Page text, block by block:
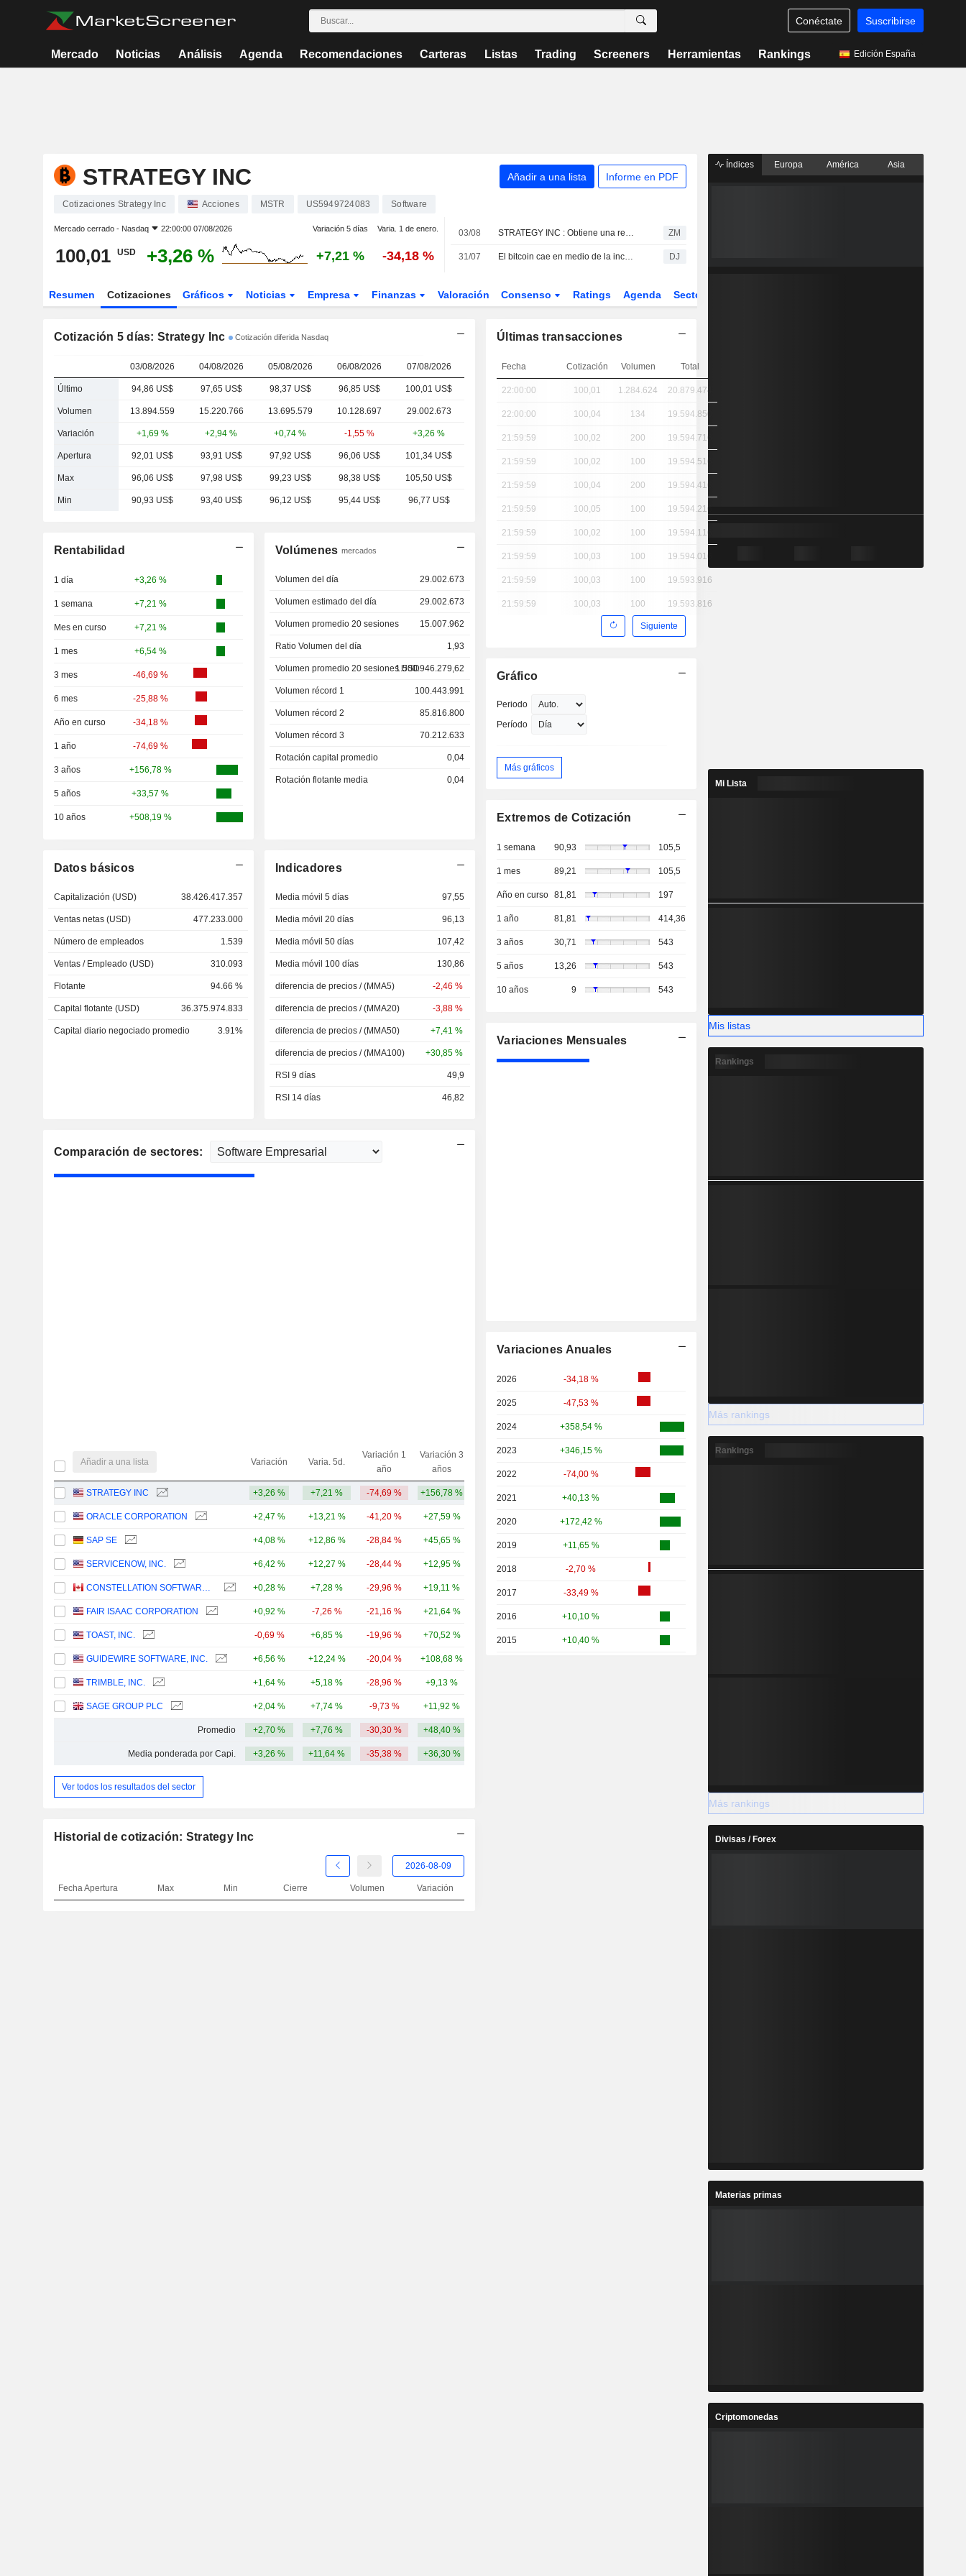
Conéctate Suscribirse
Mercado Noticias Análisis Agenda Recomendaciones Carteras Listas Trading Screeners Herramientas Rankings Edición España
STRATEGY INC Añadir a una lista Informe en PDF
Cotizaciones Strategy Inc Acciones MSTR US5949724083 Software
Mercado cerrado - Nasdaq 22:00:00 07/08/2026 Variación 5 días Varia. 1 de enero.
100,01 USD +3,26 % +7,21 % -34,18 %
03/08 STRATEGY INC : Obtiene una recomendación de compra de B. Riley ZM
31/07 El bitcoin cae en medio de la incertidumbre sobre el proyecto de ley de criptomonedas y el conflicto en Oriente Medio -- Market Talk DJ
Resumen Cotizaciones Gráficos Noticias Empresa Finanzas Valoración Consenso Ratings Agenda Sector
Cotización 5 días: Strategy Inc Cotización diferida Nasdaq
03/08/2026 04/08/2026 05/08/2026 06/08/2026 07/08/2026
Último 94,86 US$ 97,65 US$ 98,37 US$ 96,85 US$ 100,01 US$
Volumen 13.894.559 15.220.766 13.695.579 10.128.697 29.002.673
Variación +1,69 % +2,94 % +0,74 % -1,55 % +3,26 %
Apertura 92,01 US$ 93,91 US$ 97,92 US$ 96,06 US$ 101,34 US$
Max 96,06 US$ 97,98 US$ 99,23 US$ 98,38 US$ 105,50 US$
Min 90,93 US$ 93,40 US$ 96,12 US$ 95,44 US$ 96,77 US$
Rentabilidad
1 día +3,26 %
1 semana +7,21 %
Mes en curso +7,21 %
1 mes +6,54 %
3 mes -46,69 %
6 mes -25,88 %
Año en curso -34,18 %
1 año -74,69 %
3 años +156,78 %
5 años +33,57 %
10 años +508,19 %
Volúmenes mercados
Volumen del día 29.002.673
Volumen estimado del día 29.002.673
Volumen promedio 20 sesiones 15.007.962
Ratio Volumen del día 1,93
Volumen promedio 20 sesiones USD1.500.946.279,62
Volumen récord 1 100.443.991
Volumen récord 2 85.816.800
Volumen récord 3 70.212.633
Rotación capital promedio 0,04
Rotación flotante media 0,04
Datos básicos
Capitalización (USD) 38.426.417.357
Ventas netas (USD) 477.233.000
Número de empleados 1.539
Ventas / Empleado (USD) 310.093
Flotante 94.66 %
Capital flotante (USD) 36.375.974.833
Capital diario negociado promedio 3.91%
Indicadores
Media móvil 5 días 97,55
Media móvil 20 días 96,13
Media móvil 50 días 107,42
Media móvil 100 días 130,86
diferencia de precios / (MMA5) -2,46 %
diferencia de precios / (MMA20) -3,88 %
diferencia de precios / (MMA50) +7,41 %
diferencia de precios / (MMA100) +30,85 %
RSI 9 días 49,9
RSI 14 días 46,82
Comparación de sectores:
Añadir a una lista Variación Varia. 5d.
Variación 1
año
Variación 3
años
STRATEGY INC +3,26 % +7,21 % -74,69 % +156,78 % 38,43 mil M
ORACLE CORPORATION +2,47 % +13,21 % -41,20 % +27,59 % 423 mil M
SAP SE +4,08 % +12,86 % -28,84 % +45,65 % 237 mil M
SERVICENOW, INC. +6,42 % +12,27 % -28,44 % +12,95 % 129 mil M
CONSTELLATION SOFTWARE INC. +0,28 % +7,28 % -29,96 % +19,11 % 48,98 mil M
FAIR ISAAC CORPORATION +0,92 % -7,26 % -21,16 % +21,64 % 22,49 mil M
TOAST, INC. -0,69 % +6,85 % -19,96 % +70,52 % 19,93 mil M
GUIDEWIRE SOFTWARE, INC. +6,56 % +12,24 % -20,04 % +108,68 %
TRIMBLE, INC. +1,64 % +5,18 % -28,96 % +9,13 %
SAGE GROUP PLC +2,04 % +7,74 % -9,73 % +11,92 %
Promedio +2,70 % +7,76 % -30,30 % +48,40 %
Media ponderada por Capi. +3,26 % +11,64 % -35,38 % +36,30 %
Ver todos los resultados del sector
Historial de cotización: Strategy Inc
FechaApertura Max Min Cierre Volumen Variación
Últimas transacciones
Fecha Cotización Volumen Total
22:00:00 100,01 1.284.624 20.879.474
22:00:00 100,04 134 19.594.850
21:59:59 100,02 200 19.594.716
21:59:59 100,02 100 19.594.516
21:59:59 100,04 200 19.594.416
21:59:59 100,05 100 19.594.216
21:59:59 100,02 100 19.594.116
21:59:59 100,03 100 19.594.016
21:59:59 100,03 100 19.593.916
21:59:59 100,03 100 19.593.816
Siguiente
Gráfico
Periodo
Período
Más gráficos
Extremos de Cotización
1 semana 90,93 105,5
1 mes 89,21 105,5
Año en curso 81,81 197
1 año 81,81 414,36
3 años 30,71 543
5 años 13,26 543
10 años 9 543
Variaciones Mensuales
Variaciones Anuales
2026 -34,18 %
2025 -47,53 %
2024 +358,54 %
2023 +346,15 %
2022 -74,00 %
2021 +40,13 %
2020 +172,42 %
2019 +11,65 %
2018 -2,70 %
2017 -33,49 %
2016 +10,10 %
2015 +10,40 %
Índices Europa América Asia
Mi Lista
Mis listas
Rankings
Más rankings
Rankings
Más rankings
Divisas / Forex
Materias primas
Criptomonedas